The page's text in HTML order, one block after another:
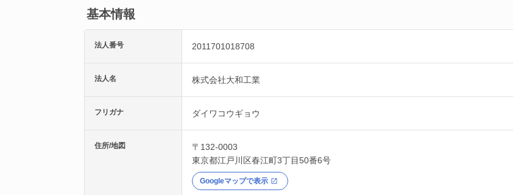
基本情報
法人番号 2011701018708
法人名 株式会社大和工業
フリガナ ダイワコウギョウ
住所/地図
〒132-0003
東京都江戸川区春江町3丁目50番6号
Googleマップで表示